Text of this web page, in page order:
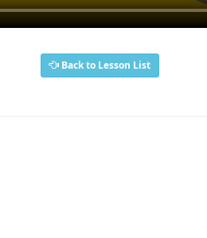
Back to Lesson List